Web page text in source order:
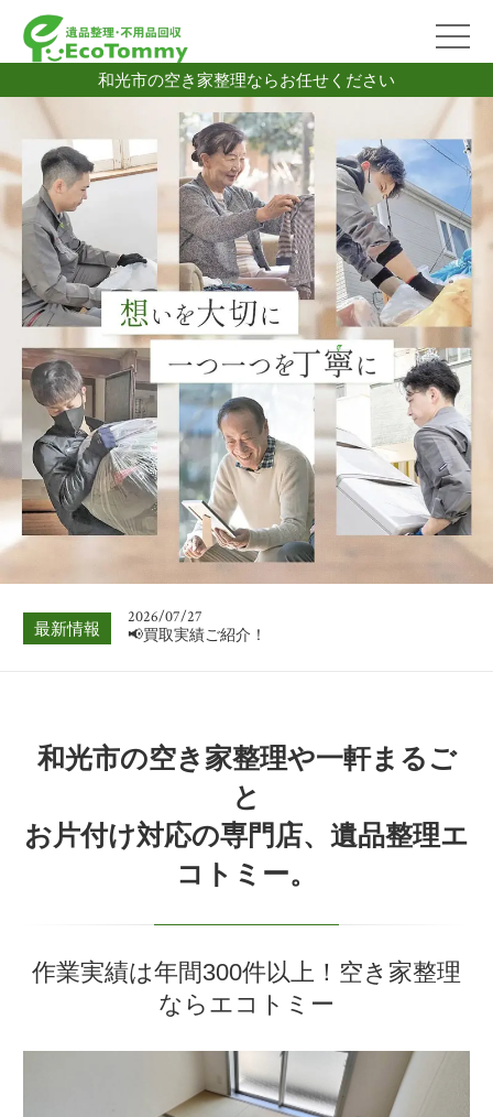
和光市の空き家整理ならお任せください
最新情報
2026/07/06
📢買取実績ご紹介！
2026/08/03
📢買取実績ご紹介！
2026/07/27
📢買取実績ご紹介！
2026/07/13
📢買取実績ご紹介！
2026/07/06
📢買取実績ご紹介！
2026/08/03
和光市の空き家整理や一軒まるご
と
お片付け対応の専門店、遺品整理エ
コトミー。
作業実績は年間300件以上！空き家整理
ならエコトミー